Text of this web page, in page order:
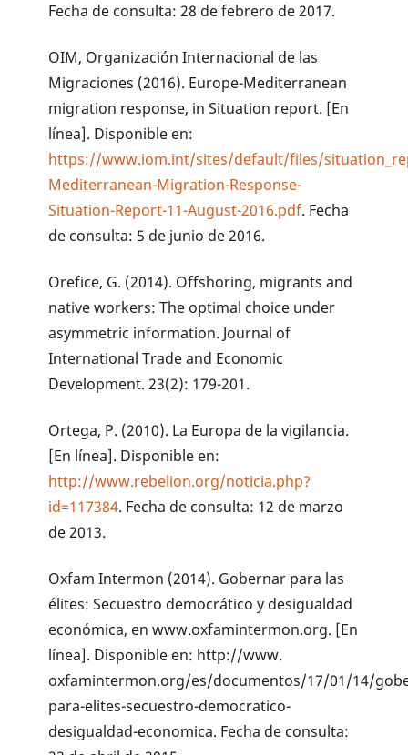
Fecha de consulta: 28 de febrero de 2017.
OIM, Organización Internacional de las
Migraciones (2016). Europe-Mediterranean
migration response, in Situation report. [En
línea]. Disponible en:
https://www.iom.int/sites/default/files/
Mediterranean-Migration-Response-
Situation-Report-11-August-2016.pdf. Fecha
de consulta: 5 de junio de 2016.
Orefice, G. (2014). Offshoring, migrants and
native workers: The optimal choice under
asymmetric information. Journal of
International Trade and Economic
Development. 23(2): 179-201.
Ortega, P. (2010). La Europa de la vigilancia.
[En línea]. Disponible en:
http://www.rebelion.org/noticia.php?
id=117384. Fecha de consulta: 12 de marzo
de 2013.
Oxfam Intermon (2014). Gobernar para las
élites: Secuestro democrático y desigualdad
económica, en www.oxfamintermon.org. [En
línea]. Disponible en: http://www.
oxfamintermon.org/es/documentos/17/01/14/
para-elites-secuestro-democratico-
desigualdad-economica. Fecha de consulta: